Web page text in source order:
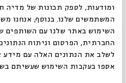
ומודעות, לספק תכונות של מדיה
המשתמשים שלנו. בנוסף, אנחנו
השימוש באתר שלנו עם השותפים
החברתית, הפרסום וניתוח
לשלב את הנתונים האלה עם
אספו בעקבות השימוש שעשיתם
סגור